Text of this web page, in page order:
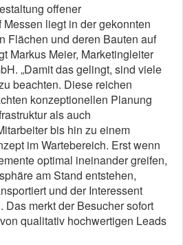
offener
liegt in der gekonnten
Flächen und deren Bauten auf
Markus Meier, Marketingleiter
„Damit das gelingt, sind viele
beachten. Diese reichen
konzeptionellen Planung
als auch
bis hin zu einem
im Wartebereich. Erst wenn
optimal ineinander greifen,
am Stand entstehen,
und der Interessent
merkt der Besucher sofort
qualitativ hochwertigen Leads